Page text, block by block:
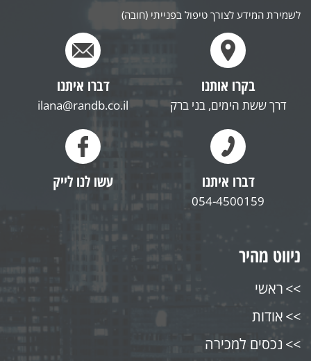
לשמירת המידע לצורך טיפול בפנייתי (חובה)
בקרו אותנו
דרך ששת הימים, בני ברק
דברו איתנו
ilana@randb.co.il
דברו איתנו
054-4500159
עשו לנו לייק
ניווט מהיר
ראשי
אודות
נכסים למכירה